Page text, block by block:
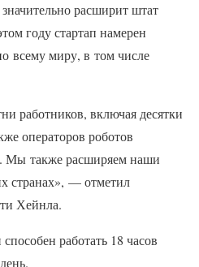
расширит штат
году стартап намерен
всему миру, в том числе
работников, включая десятки
операторов роботов
Мы также расширяем наши
странах», — отметил
Хейнла.
работать 18 часов